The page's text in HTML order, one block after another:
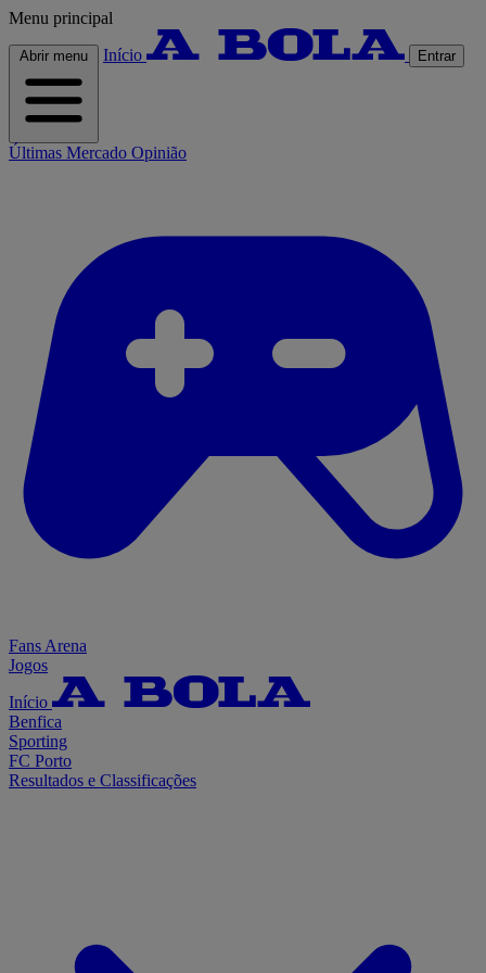
Menu principal
Abrir menu Início Entrar
Últimas Mercado Opinião
Fans Arena
Jogos
Início
Benfica
Sporting
FC Porto
Resultados e Classificações